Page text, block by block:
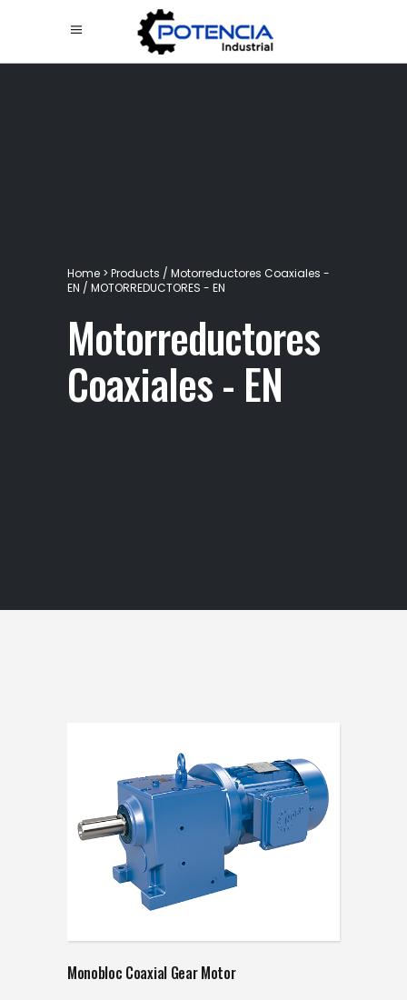
Home > Products / Motorreductores Coaxiales -
EN / MOTORREDUCTORES - EN
Motorreductores
Coaxiales - EN
Monobloc Coaxial Gear Motor